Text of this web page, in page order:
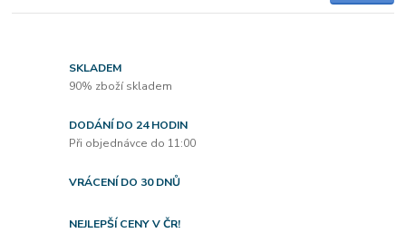
SKLADEM
90% zboží skladem
DODÁNÍ DO 24 HODIN
Při objednávce do 11:00
VRÁCENÍ DO 30 DNŮ
NEJLEPŠÍ CENY V ČR!